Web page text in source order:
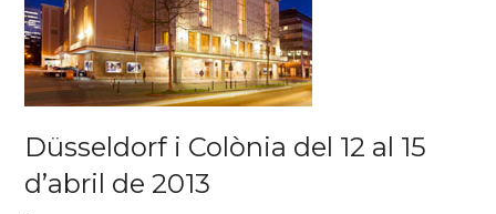
Düsseldorf i Colònia del 12 al 15
d’abril de 2013